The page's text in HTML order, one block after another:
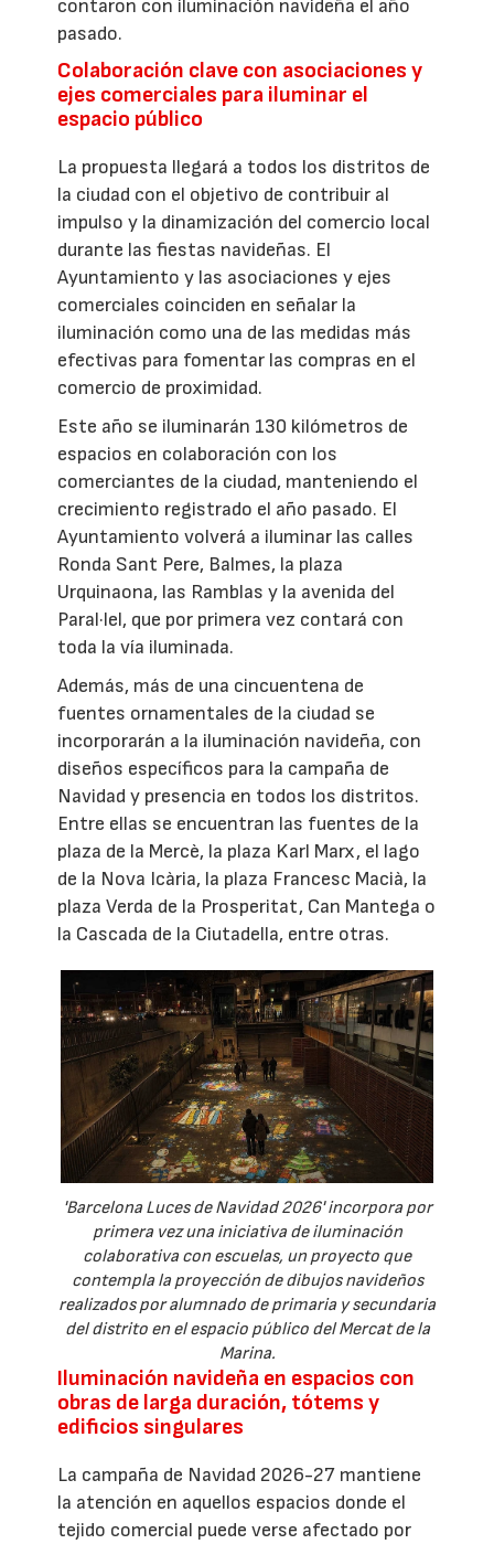
contaron con iluminación navideña el año
pasado.
Colaboración clave con asociaciones y
ejes comerciales para iluminar el
espacio público
La propuesta llegará a todos los distritos de
la ciudad con el objetivo de contribuir al
impulso y la dinamización del comercio local
durante las fiestas navideñas. El
Ayuntamiento y las asociaciones y ejes
comerciales coinciden en señalar la
iluminación como una de las medidas más
efectivas para fomentar las compras en el
comercio de proximidad.
Este año se iluminarán 130 kilómetros de
espacios en colaboración con los
comerciantes de la ciudad, manteniendo el
crecimiento registrado el año pasado. El
Ayuntamiento volverá a iluminar las calles
Ronda Sant Pere, Balmes, la plaza
Urquinaona, las Ramblas y la avenida del
Paral·lel, que por primera vez contará con
toda la vía iluminada.
Además, más de una cincuentena de
fuentes ornamentales de la ciudad se
incorporarán a la iluminación navideña, con
diseños específicos para la campaña de
Navidad y presencia en todos los distritos.
Entre ellas se encuentran las fuentes de la
plaza de la Mercè, la plaza Karl Marx, el lago
de la Nova Icària, la plaza Francesc Macià, la
plaza Verda de la Prosperitat, Can Mantega o
la Cascada de la Ciutadella, entre otras.
'Barcelona Luces de Navidad 2026' incorpora por
primera vez una iniciativa de iluminación
colaborativa con escuelas, un proyecto que
contempla la proyección de dibujos navideños
realizados por alumnado de primaria y secundaria
del distrito en el espacio público del Mercat de la
Marina.
Iluminación navideña en espacios con
obras de larga duración, tótems y
edificios singulares
La campaña de Navidad 2026-27 mantiene
la atención en aquellos espacios donde el
tejido comercial puede verse afectado por